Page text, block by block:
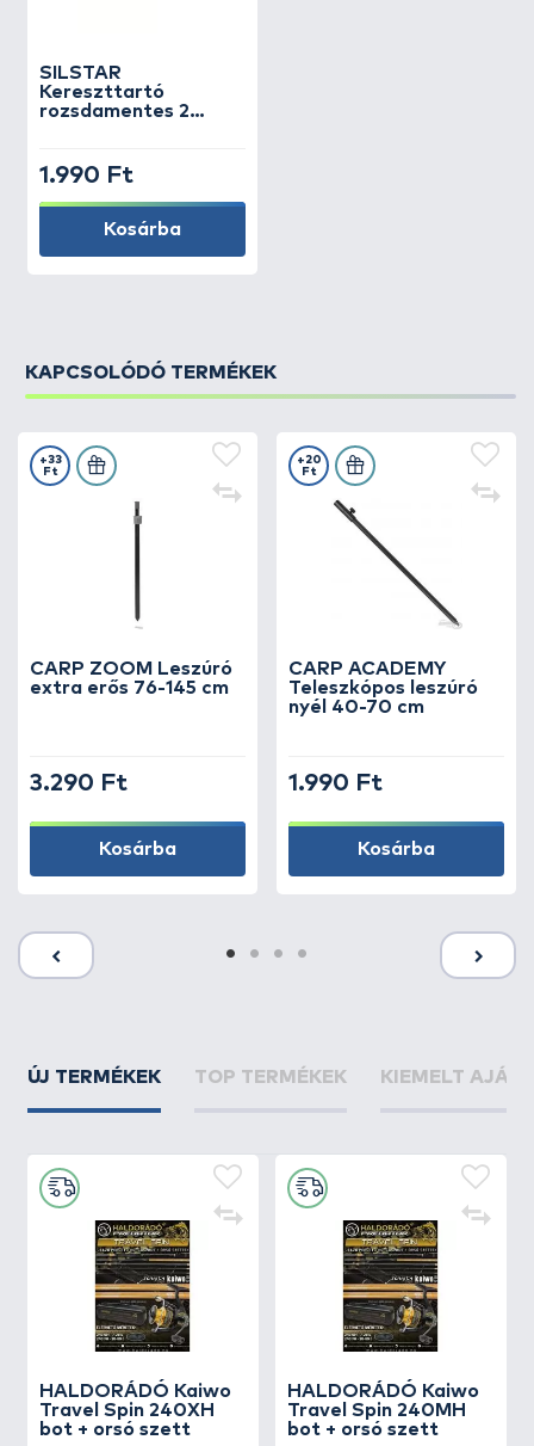
SILSTAR
Kereszttartó
rozsdamentes 2
1.990 Ft
Kosárba
KAPCSOLÓDÓ TERMÉKEK
CARP ZOOM Leszúró
extra erős 76-145 cm
+33
Ft
3.290 Ft
Kosárba
CARP ACADEMY
Teleszkópos leszúró
nyél 40-70 cm
+20
Ft
1.990 Ft
Kosárba
ÚJ TERMÉKEK TOP TERMÉKEK KIEMELT
HALDORÁDÓ Kaiwo
Travel Spin 240XH
bot + orsó szett
HALDORÁDÓ Kaiwo
Travel Spin 240MH
bot + orsó szett